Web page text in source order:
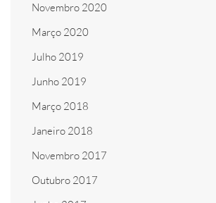
Novembro 2020
Março 2020
Julho 2019
Junho 2019
Março 2018
Janeiro 2018
Novembro 2017
Outubro 2017